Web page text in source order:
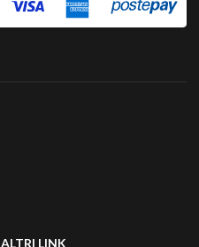
ALTRI LINK